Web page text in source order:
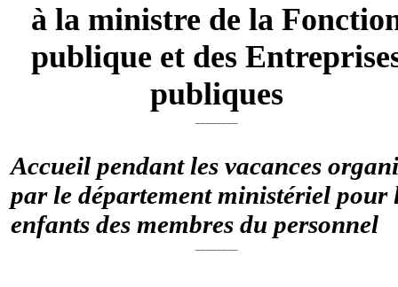
à la ministre de la
publique et des
publiques
Accueil pendant les vacances
par le département ministériel pour
enfants des membres du personnel